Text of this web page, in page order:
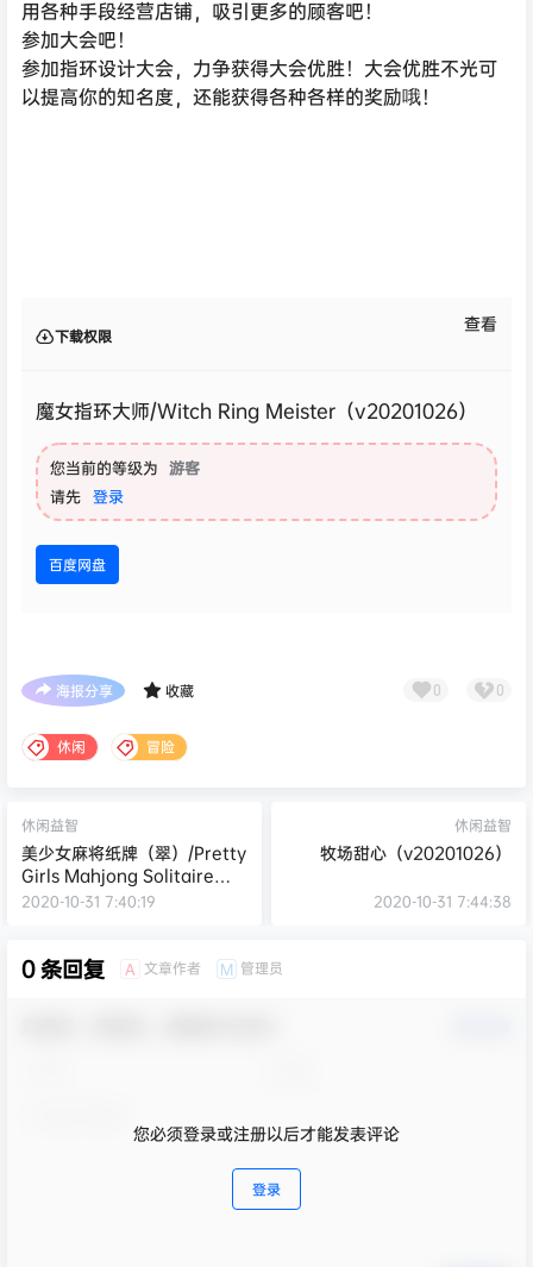
用各种手段经营店铺，吸引更多的顾客吧！
参加大会吧！
参加指环设计大会，力争获得大会优胜！大会优胜不光可
以提高你的知名度，还能获得各种各样的奖励哦！
下载权限
查看
魔女指环大师/Witch Ring Meister（v20201026）
您当前的等级为 游客
请先 登录
百度网盘
海报分享 收藏 0 0
休闲 冒险
休闲益智
美少女麻将纸牌（翠）/Pretty
Girls Mahjong Solitaire
[GREEN]
2020-10-31 7:40:19
休闲益智
牧场甜心（v20201026）
2020-10-31 7:44:38
0 条回复 A 文章作者 M 管理员
您必须登录或注册以后才能发表评论
登录